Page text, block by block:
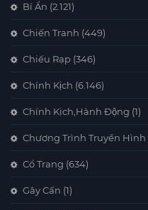
Bí Ẩn (2.121)
Chiến Tranh (449)
Chiếu Rạp (346)
Chính Kịch (6.146)
Chính Kịch,Hành Động (1)
Chương Trình Truyền Hình
Cổ Trang (634)
Gây Cấn (1)